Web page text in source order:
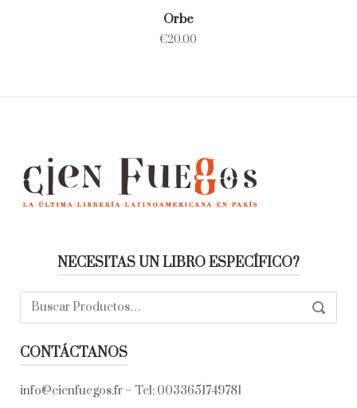
Orbe
€20.00
NECESITAS UN LIBRO ESPECÍFICO?
Buscar:
CONTÁCTANOS
info@cienfuegos.fr – Tel: 0033651749781